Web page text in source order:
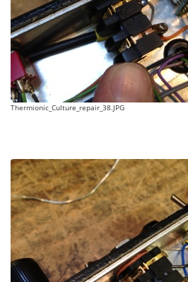
Thermionic_Culture_repair_38.JPG